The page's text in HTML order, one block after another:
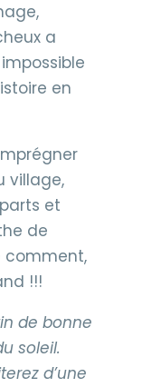
a
en
village,
et
de
comment,
!!!
de bonne
soleil.
d’une